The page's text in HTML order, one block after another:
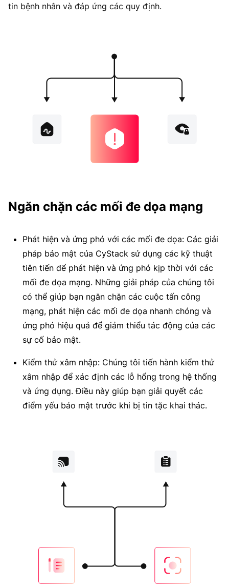
tin bệnh nhân và đáp ứng các quy định.
Ngăn chặn các mối đe dọa mạng
Phát hiện và ứng phó với các mối đe dọa: Các giải
pháp bảo mật của CyStack sử dụng các kỹ thuật
tiên tiến để phát hiện và ứng phó kịp thời với các
mối đe dọa mạng. Những giải pháp của chúng tôi
có thể giúp bạn ngăn chặn các cuộc tấn công
mạng, phát hiện các mối đe dọa nhanh chóng và
ứng phó hiệu quả để giảm thiểu tác động của các
sự cố bảo mật.
Kiểm thử xâm nhập: Chúng tôi tiến hành kiểm thử
xâm nhập để xác định các lỗ hổng trong hệ thống
và ứng dụng. Điều này giúp bạn giải quyết các
điểm yếu bảo mật trước khi bị tin tặc khai thác.